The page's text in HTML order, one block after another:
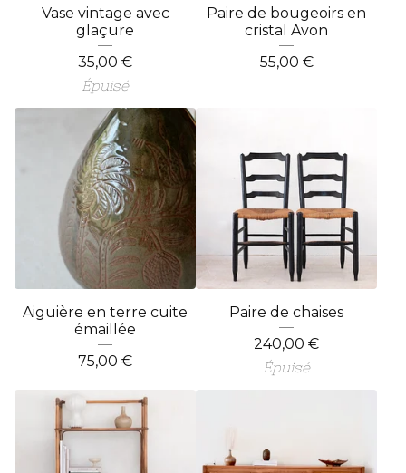
Vase vintage avec
glaçure
35,00 €
Épuisé
Paire de bougeoirs en
cristal Avon
55,00 €
Aiguière en terre cuite
émaillée
75,00 €
Paire de chaises
240,00 €
Épuisé